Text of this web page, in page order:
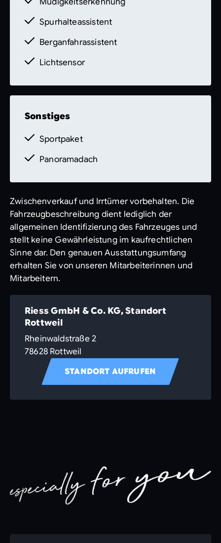
Zwischenverkauf und Irrtümer
vorbehalten.
dient lediglich der allgemeinen
Identifizierung des Fahrzeuges und stellt
Sinne dar. Den genauen
Spurhalteassistent
Berganfahrassistent
Lichtsensor
Sonstiges
Sportpaket
Panoramadach
Zwischenverkauf und Irrtümer vorbehalten. Die
Fahrzeugbeschreibung dient lediglich der
allgemeinen Identifizierung des Fahrzeuges und
stellt keine Gewährleistung im kaufrechtlichen
Sinne dar. Den genauen Ausstattungsumfang
erhalten Sie von unseren Mitarbeiterinnen und
Mitarbeitern.
Riess GmbH & Co. KG, Standort
Rottweil
Rheinwaldstraße 2
78628 Rottweil
STANDORT AUFRUFEN